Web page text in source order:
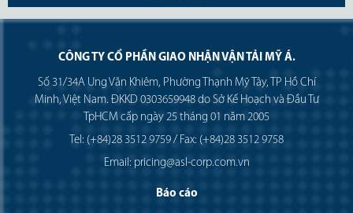
CÔNG TY CỔ PHẦN GIAO NHẬN VẬN TẢI MỸ Á.
Số 31/34A Ung Văn Khiêm, Phường Thạnh Mỹ Tây, TP Hồ Chí
Minh, Việt Nam. ĐKKD 0303659948 do Sở Kế Hoạch và Đầu Tư
TpHCM cấp ngày 25 tháng 01 năm 2005
Tel: (+84)28 3512 9759 / Fax: (+84)28 3512 9758
Email: pricing@asl-corp.com.vn
Báo cáo